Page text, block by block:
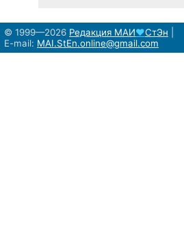
© 1999—2026 Редакция МАИ♥СтЭн
E-mail: MAI.StEn.online@gmail.com